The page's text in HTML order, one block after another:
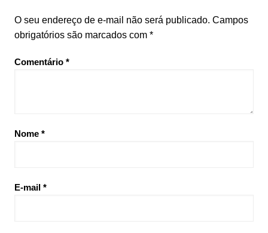
O seu endereço de e-mail não será publicado. Campos
obrigatórios são marcados com *
Comentário *
Nome *
E-mail *